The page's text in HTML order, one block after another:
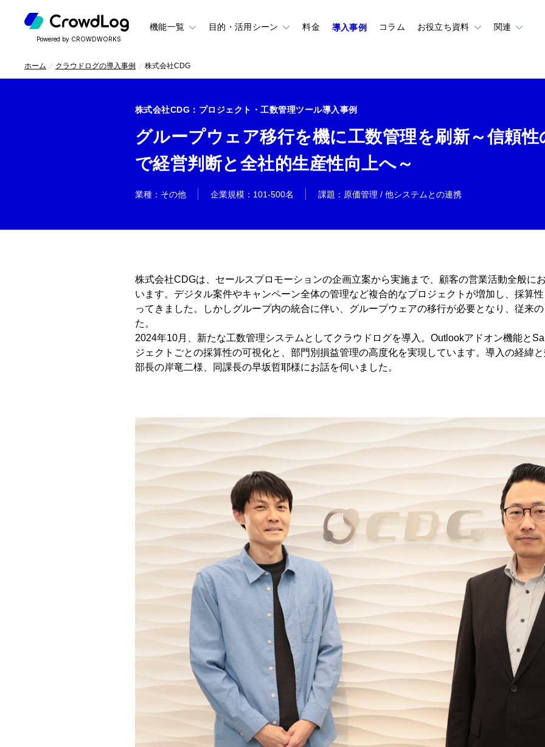
Powered by CROWDWORKS
機能一覧 目的・活用シーン 料金 コラム お役立ち資料 関連
ホーム クラウドログの導入事例 株式会社CDG
株式会社CDG ：プロジェクト・工数管理ツール導入事例
グループウェア移行を機に工数管理を刷新～信頼
で経営判断と全社的生産性向上へ～
業種 ： その他 企業規模 ： 101-500名 課題 ： 原価管理 / 他システムとの連携
株式会社CDGは、セールスプロモーションの企画立案から実施まで、顧客の営業活動全般に
います。デジタル案件やキャンペーン全体の管理など複合的なプロジェクトが増加し、採算
ってきました。しかしグループ内の統合に伴い、グループウェアの移行が必要となり、従来
た。
2024年10月、新たな工数管理システムとしてクラウドログを導入。Outlookアドオン機能と
ジェクトごとの採算性の可視化と、部門別損益管理の高度化を実現しています。導入の経緯
部長の岸竜二様、同課長の早坂哲耶様にお話を伺いました。